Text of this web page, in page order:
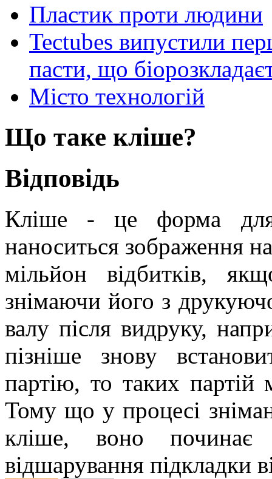
Пластик проти людини
Tectubes випустили
пасти, що
Місто технологій
Що таке кліше?
Відповідь
Кліше - це форма
наноситься зображення
мільйон відбитків,
знімаючи його з
валу після видруку,
пізніше знову
партію, то таких партій
Тому що у процесі
кліше, воно починає
відшарування підкладки